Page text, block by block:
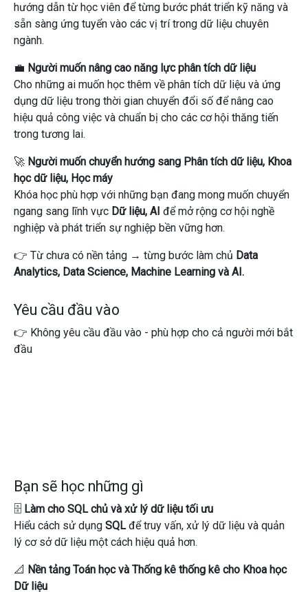
hướng dẫn từ học viên để từng bước phát triển kỹ năng và
sẵn sàng ứng tuyển vào các vị trí trong dữ liệu chuyên
ngành.
💼 Người muốn nâng cao năng lực phân tích dữ liệu
Cho những ai muốn học thêm về phân tích dữ liệu và ứng
dụng dữ liệu trong thời gian chuyển đổi số để nâng cao
hiệu quả công việc và chuẩn bị cho các cơ hội thăng tiến
trong tương lai.
🚀 Người muốn chuyển hướng sang Phân tích dữ liệu, Khoa
học dữ liệu, Học máy
Khóa học phù hợp với những bạn đang mong muốn chuyển
ngang sang lĩnh vực Dữ liệu, AI để mở rộng cơ hội nghề
nghiệp và phát triển sự nghiệp bền vững hơn.
👉 Từ chưa có nền tảng → từng bước làm chủ Data
Analytics, Data Science, Machine Learning và AI.
Yêu cầu đầu vào
👉 Không yêu cầu đầu vào - phù hợp cho cả người mới bắt
đầu
Bạn sẽ học những gì
🗄 Làm cho SQL chủ và xử lý dữ liệu tối ưu
Hiểu cách sử dụng SQL để truy vấn, xử lý dữ liệu và quản
lý cơ sở dữ liệu một cách hiệu quả hơn.
📐 Nền tảng Toán học và Thống kê thống kê cho Khoa học
Dữ liệu